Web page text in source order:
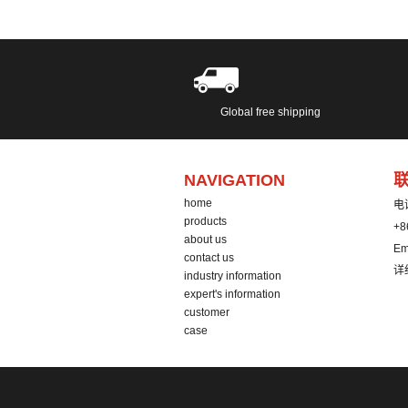
Global free shipping
NAVIGATION
home
products
about us
contact us
industry information
expert's information
customer
case
电
详